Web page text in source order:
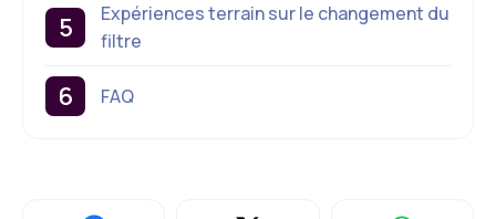
Expériences terrain sur le changement du
filtre
FAQ